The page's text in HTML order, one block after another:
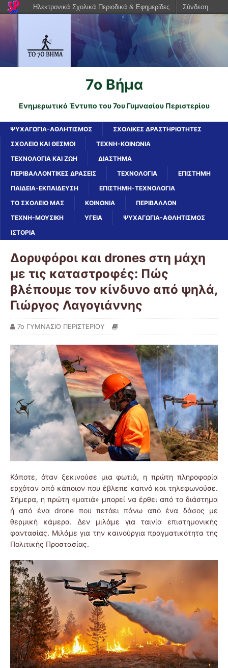
7o Βήμα
Ενημερωτικό Έντυπο του 7ου Γυμνασίου Περιστερίου
ΨΥΧΑΓΩΓΙΑ-ΑΘΛΗΤΙΣΜΟΣ
ΣΧΟΛΙΚΕΣ ΔΡΑΣΤΗΡΙΟΤΗΤΕΣ
ΣΧΟΛΕΙΟ ΚΑΙ ΘΕΣΜΟΙ
ΤΕΧΝΗ-ΚΟΙΝΩΝΙΑ
ΤΕΧΝΟΛΟΓΙΑ ΚΑΙ ΖΩΗ
ΔΙΑΣΤΗΜΑ
ΠΕΡΙΒΑΛΛΟΝΤΙΚΕΣ ΔΡΑΣΕΙΣ
ΤΕΧΝΟΛΟΓΙΑ
ΕΠΙΣΤΗΜΗ
ΠΑΙΔΕΙΑ-ΕΚΠΑΙΔΕΥΣΗ
ΕΠΙΣΤΗΜΗ-ΤΕΧΝΟΛΟΓΙΑ
ΤΟ ΣΧΟΛΕΙΟ ΜΑΣ
ΚΟΙΝΩΝΙΑ
ΠΕΡΙΒΑΛΛΟΝ
ΤΕΧΝΗ-ΜΟΥΣΙΚΗ
ΥΓΕΙΑ
ΨΥΧΑΓΩΓΙΑ-ΑΘΛΗΤΙΣΜΟΣ
ΙΣΤΟΡΙΑ
Δορυφόροι και drones στη μάχη
με τις καταστροφές: Πώς
βλέπουμε τον κίνδυνο από ψηλά,
Γιώργος Λαγογιάννης
7ο ΓΥΜΝΑΣΙΟ ΠΕΡΙΣΤΕΡΙΟΥ
Κάποτε, όταν ξεκινούσε μια φωτιά, η πρώτη πληροφορία
ερχόταν από κάποιον που έβλεπε καπνό και τηλεφωνούσε.
Σήμερα, η πρώτη «ματιά» μπορεί να έρθει από το διάστημα
ή από ένα drone που πετάει πάνω από ένα δάσος με
θερμική κάμερα. Δεν μιλάμε για ταινία επιστημονικής
φαντασίας. Μιλάμε για την καινούργια πραγματικότητα της
Πολιτικής Προστασίας.
Ηλεκτρονικά Σχολικά Περιοδικά & Εφημερίδες Σύνδεση